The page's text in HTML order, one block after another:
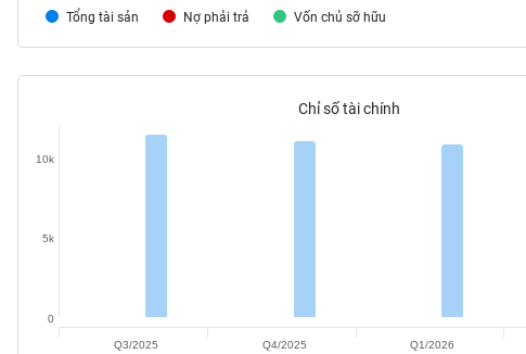
Tổng tài sản Nợ phải trả Vốn chủ sỡ hữu
Chỉ số tài chính
0
5k
10k
Q3/2025 Q4/2025 Q1/2026
THIẾT
SÓC
TÀI
CHÍNH